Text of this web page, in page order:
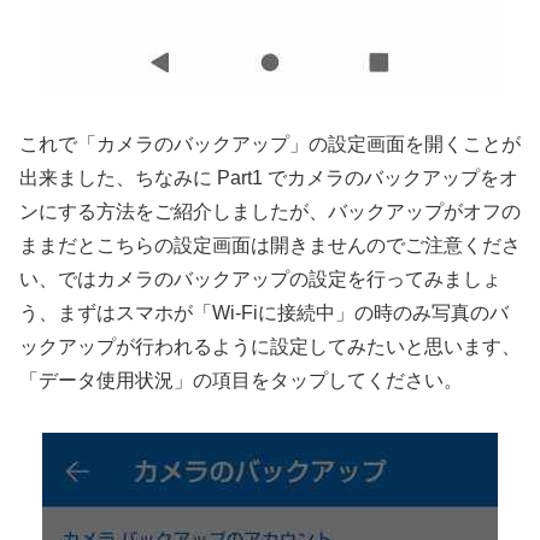
これで「カメラのバックアップ」の設定画面を開くことが
出来ました、ちなみに Part1 でカメラのバックアップをオ
ンにする方法をご紹介しましたが、バックアップがオフの
ままだとこちらの設定画面は開きませんのでご注意くださ
い、ではカメラのバックアップの設定を行ってみましょ
う、まずはスマホが「Wi-Fiに接続中」の時のみ写真のバ
ックアップが行われるように設定してみたいと思います、
「データ使用状況」の項目をタップしてください。